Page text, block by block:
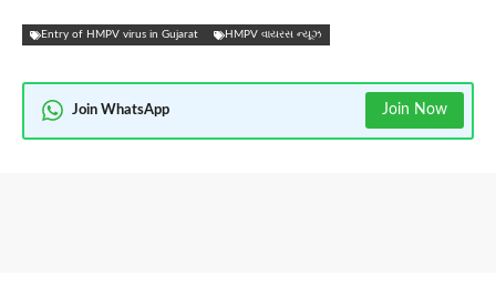
Entry of HMPV virus in Gujarat HMPV વાયરસ ન્યૂઝ
Join WhatsApp Join Now